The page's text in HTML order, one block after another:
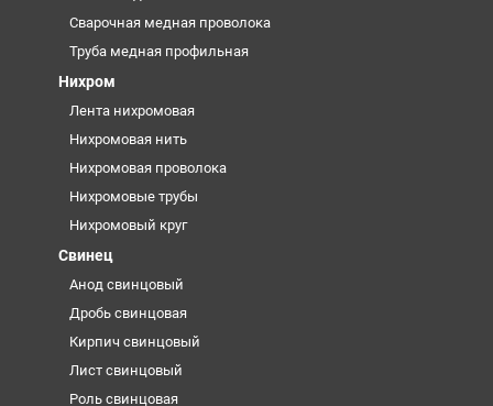
Сварочная медная проволока
Труба медная профильная
Нихром
Лента нихромовая
Нихромовая нить
Нихромовая проволока
Нихромовые трубы
Нихромовый круг
Свинец
Анод свинцовый
Дробь свинцовая
Кирпич свинцовый
Лист свинцовый
Роль свинцовая